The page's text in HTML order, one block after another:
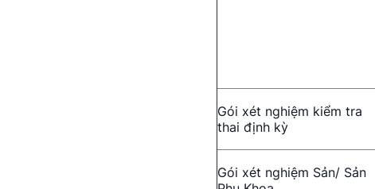
Gói xét nghiệm kiểm tra
thai định kỳ
Gói xét nghiệm Sản/ Sản